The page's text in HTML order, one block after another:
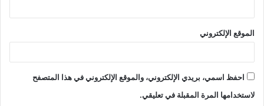
الموقع الإلكتروني
احفظ اسمي، بريدي الإلكتروني، والموقع الإلكتروني في هذا المتصفح
لاستخدامها المرة المقبلة في تعليقي.